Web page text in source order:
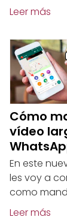
Leer más
Cómo
vídeo
En este
les voy a
como
Leer más